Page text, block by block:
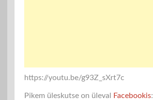
https://youtu.be/g93Z_sXrt7c
Pikem üleskutse on üleval Facebookis: